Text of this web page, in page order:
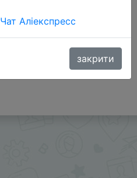
Чат Аліекспресс
закрити